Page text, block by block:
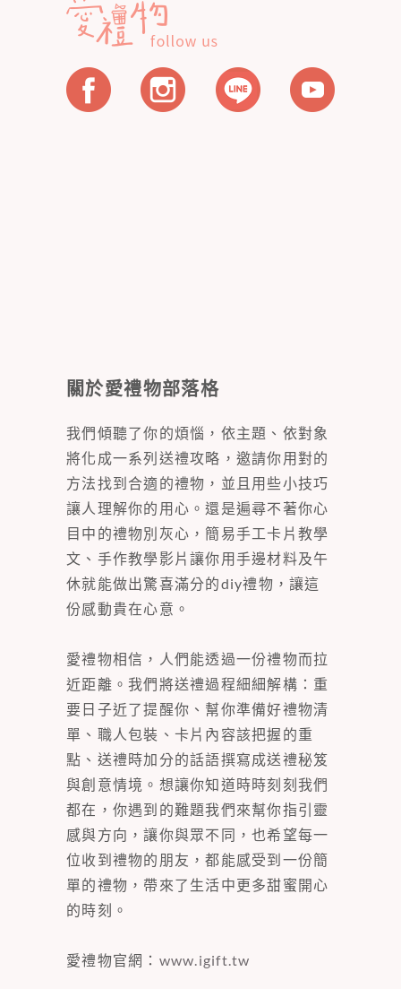
關於愛禮物部落格
我們傾聽了你的煩惱，依主題、依對象
將化成一系列送禮攻略，邀請你用對的
方法找到合適的禮物，並且用些小技巧
讓人理解你的用心。還是遍尋不著你心
目中的禮物別灰心，簡易手工卡片教學
文、手作教學影片讓你用手邊材料及午
休就能做出驚喜滿分的diy禮物，讓這
份感動貴在心意。
愛禮物相信，人們能透過一份禮物而拉
近距離。我們將送禮過程細細解構：重
要日子近了提醒你、幫你準備好禮物清
單、職人包裝、卡片內容該把握的重
點、送禮時加分的話語撰寫成送禮秘笈
與創意情境。想讓你知道時時刻刻我們
都在，你遇到的難題我們來幫你指引靈
感與方向，讓你與眾不同，也希望每一
位收到禮物的朋友，都能感受到一份簡
單的禮物，帶來了生活中更多甜蜜開心
的時刻。
愛禮物官網： www.igift.tw